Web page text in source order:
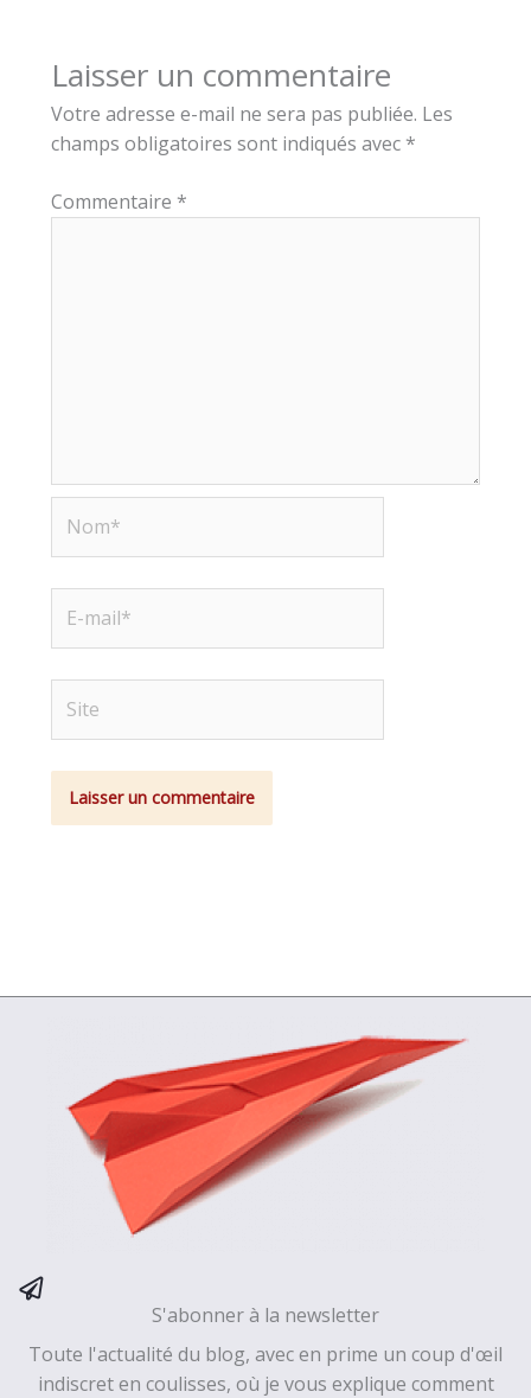
Laisser un commentaire
Votre adresse e-mail ne sera pas publiée. Les
champs obligatoires sont indiqués avec *
Commentaire *
mail*
S'abonner à la newsletter
Toute l'actualité du blog, avec en prime un coup d'œil
indiscret en coulisses, où je vous explique comment